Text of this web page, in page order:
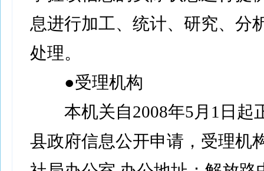
息进行加工、统计、研究、分
处理。
●受理机构
本机关自2008年5月1日起
县政府信息公开申请，受理机